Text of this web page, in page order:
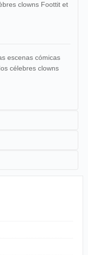
clowns Foottit et
escenas cómicas
célebres clowns
2 h